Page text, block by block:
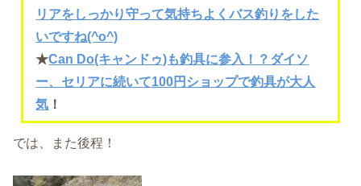
リアをしっかり守って気持ちよくバス釣りをした
いですね(^o^)
★Can Do(キャンドゥ)も釣具に参入！？ダイソ
ー、セリアに続いて100円ショップで釣具が大人
気 ！
では、また後程！